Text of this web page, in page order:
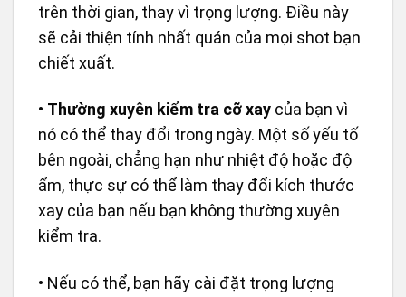
trên thời gian, thay vì trọng lượng. Điều này
sẽ cải thiện tính nhất quán của mọi shot bạn
chiết xuất.
• Thường xuyên kiểm tra cỡ xay của bạn vì
nó có thể thay đổi trong ngày. Một số yếu tố
bên ngoài, chẳng hạn như nhiệt độ hoặc độ
ẩm, thực sự có thể làm thay đổi kích thước
xay của bạn nếu bạn không thường xuyên
kiểm tra.
• Nếu có thể, bạn hãy cài đặt trọng lượng